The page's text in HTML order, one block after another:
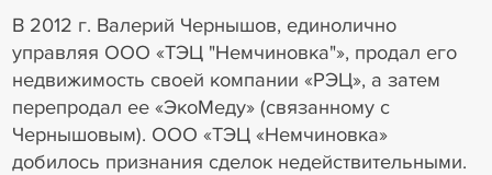
В 2012 г. Валерий Чернышов, единолично
управляя ООО «ТЭЦ "Немчиновка"», продал его
недвижимость своей компании «РЭЦ», а затем
перепродал ее «ЭкоМеду» (связанному с
Чернышовым). ООО «ТЭЦ «Немчиновка»
добилось признания сделок недействительными.